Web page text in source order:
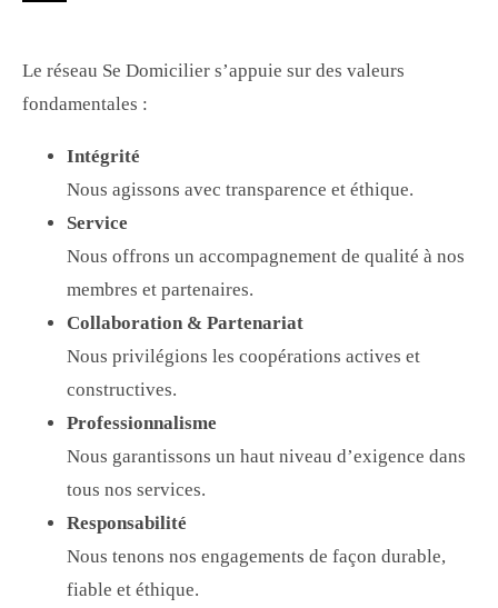
Le réseau Se Domicilier s’appuie sur des valeurs
fondamentales :
Intégrité
Nous agissons avec transparence et éthique.
Service
Nous offrons un accompagnement de qualité à nos
membres et partenaires.
Collaboration & Partenariat
Nous privilégions les coopérations actives et
constructives.
Professionnalisme
Nous garantissons un haut niveau d’exigence dans
tous nos services.
Responsabilité
Nous tenons nos engagements de façon durable,
fiable et éthique.